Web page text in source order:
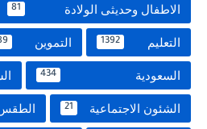
الاطفال وحديثى الولادة 81
التعليم 1392 التموين
السعودية 434
الشئون الاجتماعية 21